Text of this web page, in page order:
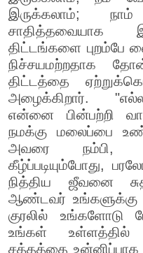
இருக்கலாம்;
சாதித்தவையாக
திட்டங்களை புறம்பே
நிச்சயமற்றதாக
திட்டத்தை
அழைக்கிறார்.
என்னை பின்பற்றி
நமக்கு மலைப்பை
அவரை நம்பி,
கீழ்ப்படியும்போது,
நித்திய ஜீவனை
ஆண்டவர் உங்களுக்கு
குரலில் உங்களோடு
உங்கள் உள்ளத்தில்
சத்தத்தை